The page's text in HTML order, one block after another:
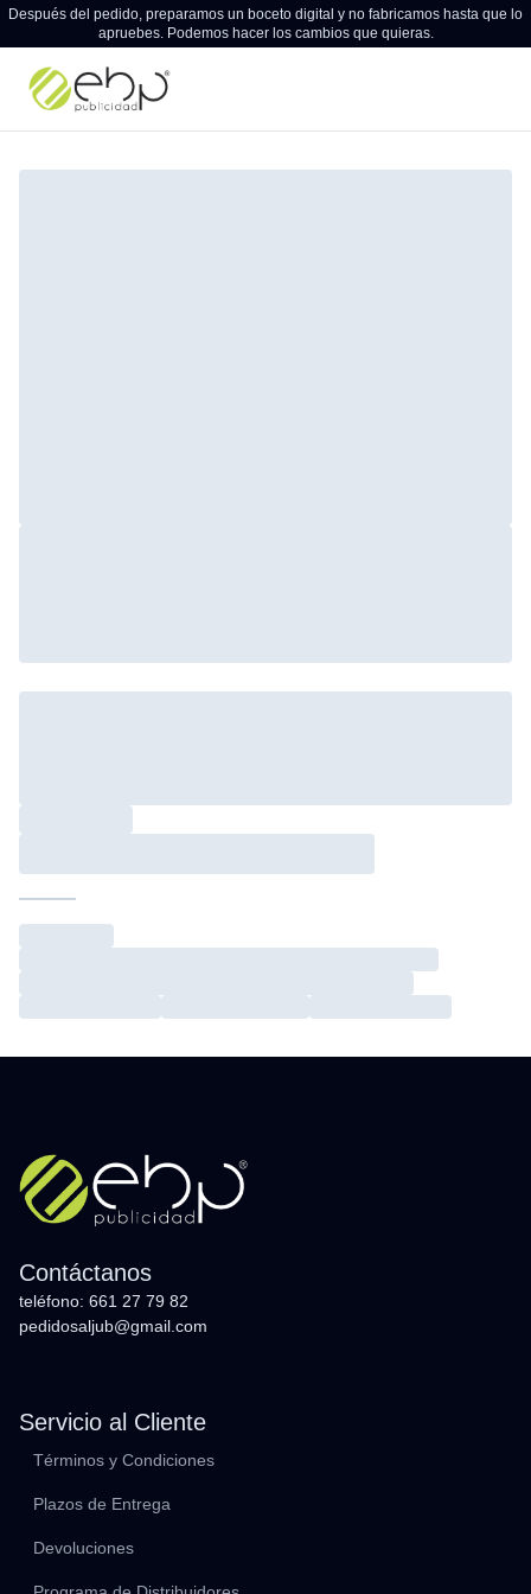
Después del pedido, preparamos un boceto digital y no fabricamos hasta que lo
apruebes. Podemos hacer los cambios que quieras.
Contáctanos
teléfono: 661 27 79 82
pedidosaljub@gmail.com
Servicio al Cliente
Términos y Condiciones
Plazos de Entrega
Devoluciones